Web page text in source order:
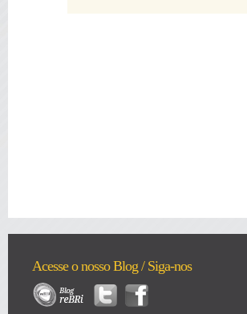
Acesse o nosso Blog / Siga-nos